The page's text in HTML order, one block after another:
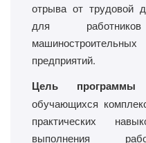
отрыва от трудовой
для работников
предприятий.
Цель программы
обучающихся
практических
выполнения